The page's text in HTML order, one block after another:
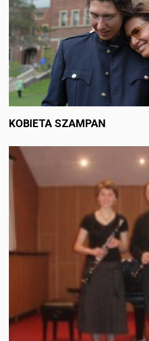
KOBIETA SZAMPAN